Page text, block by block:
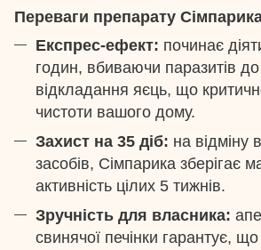
Переваги препарату
Експрес-ефект: починає
годин, вбиваючи паразитів
відкладання яєць, що
чистоти вашого дому.
Захист на 35 діб: на відміну
засобів, Сімпарика зберігає
активність цілих 5 тижнів.
Зручність для власника:
свинячої печінки гарантує,